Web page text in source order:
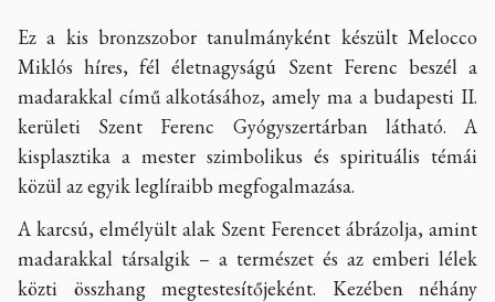
Ez a kis bronzszobor tanulmányként készült Melocco
Miklós híres, fél életnagyságú Szent Ferenc beszél a
madarakkal című alkotásához, amely ma a budapesti II.
kerületi Szent Ferenc Gyógyszertárban látható. A
kisplasztika a mester szimbolikus és spirituális témái
közül az egyik leglíraibb megfogalmazása.
A karcsú, elmélyült alak Szent Ferencet ábrázolja, amint
madarakkal társalgik – a természet és az emberi lélek
közti összhang megtestesítőjeként. Kezében néhány